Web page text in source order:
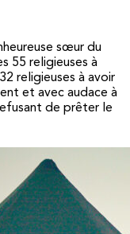
sœur du
55 religieuses à
religieuses à avoir
et avec audace à
de prêter le